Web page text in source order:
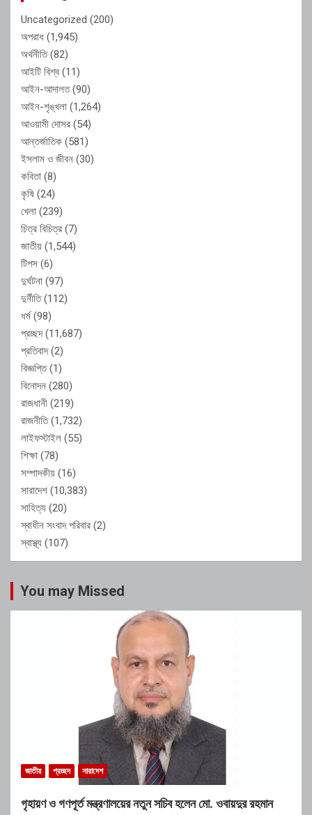
Uncategorized (200)
অপরাধ (1,945)
অর্থনীতি(82)
আইটি বিশ্ব (11)
আইন-আদালত(90)
আইন-শৃঙ্খলা (1,264)
আওয়ামী দোসর (54)
আন্তর্জাতিক (581)
ইসলাম ও জীবন (30)
কবিতা (8)
কৃষি (24)
খেলা (239)
চিত্র বিচিত্র (7)
জাতীয় (1,544)
টিপস (6)
দুর্ঘটনা (97)
দুর্নীতি(112)
ধর্ম(98)
প্রচ্ছদ(11,687)
প্রতিবাদ(2)
বিজ্ঞপ্তি(1)
বিনোদন (280)
রাজধানী (219)
রাজনীতি(1,732)
লাইফস্টাইল (55)
শিক্ষা (78)
সম্পাদকীয় (16)
সারাদেশ (10,383)
সাহিত্য (20)
স্বাধীন সংবাদ পরিবার (2)
স্বাস্থ্য (107)
You may Missed
জাতীয় প্রচ্ছদ সারাদেশ
গৃহায়ণ ও গণপূর্ত মন্ত্রণালয়ের নতুন সচিব হলেন মো. ওবায়দুর রহমান